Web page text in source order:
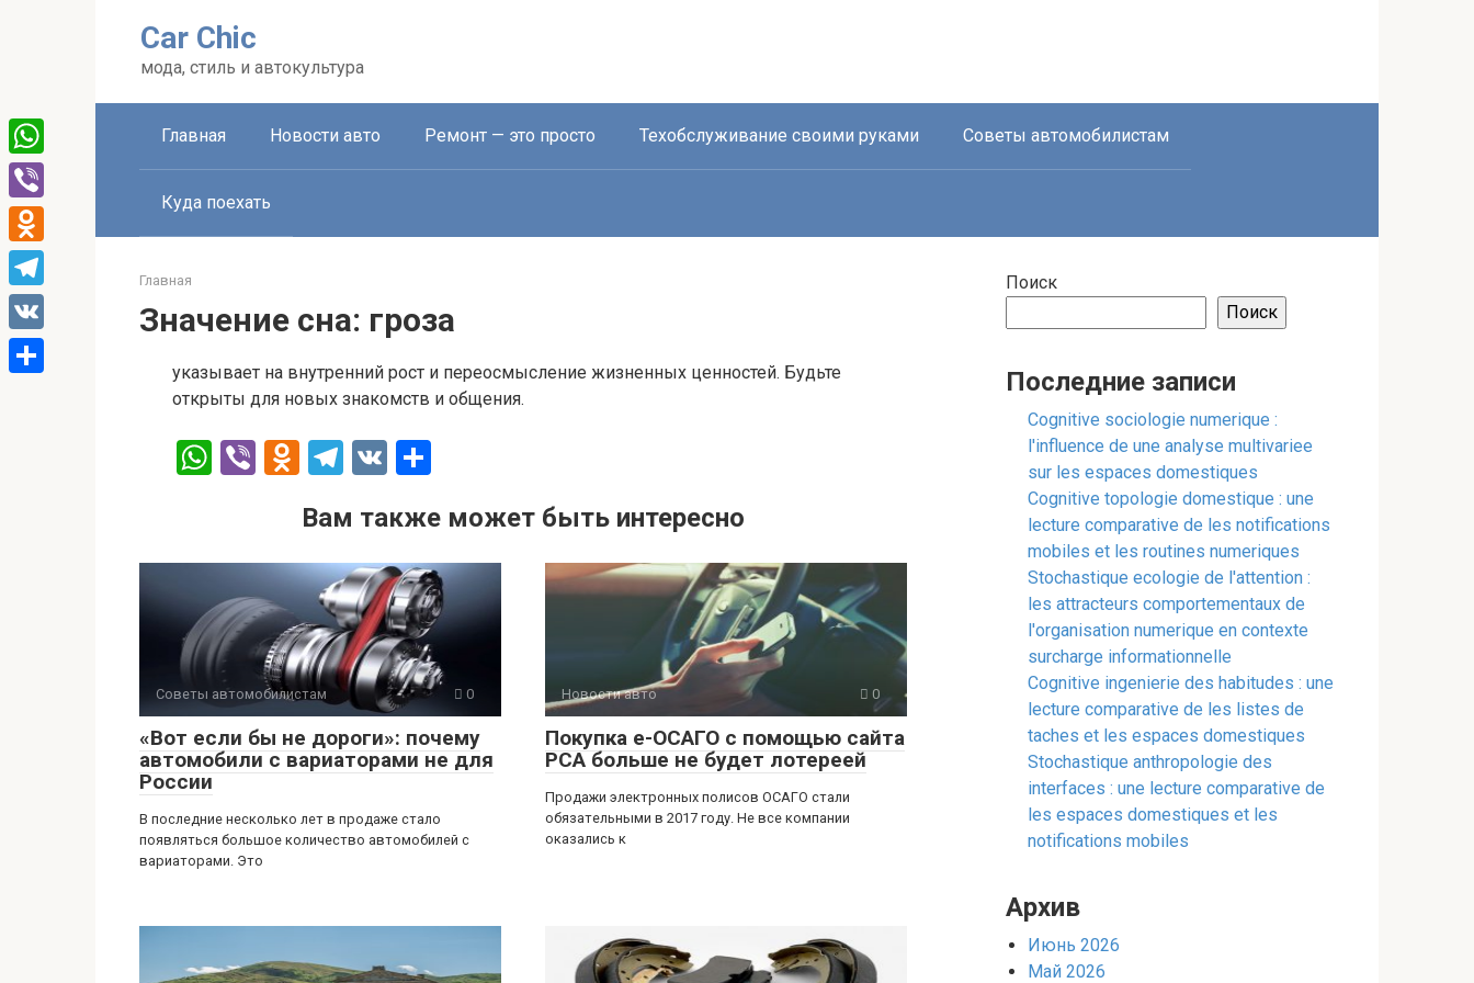
Car Chic
мода, стиль и автокультура
Главная Новости авто Ремонт — это просто Техобслуживание своими руками Советы автомобилистам
Куда поехать
Главная
Значение сна: гроза
указывает на внутренний рост и переосмысление жизненных ценностей. Будьте
открыты для новых знакомств и общения.
W
s
A
p
p
Vi O
n
o
kl
a
ss
ni
ki
T
e
gr
a
m
V
п
р
а
в
и
ть
Вам также может быть интересно
Советы автомобилистам 0
«Вот если бы не дороги»: почему
автомобили с вариаторами не для
России
В последние несколько лет в продаже стало
появляться большое количество автомобилей с
вариаторами. Это
Новости авто 0
Покупка е-ОСАГО с помощью сайта
РСА больше не будет лотереей
Продажи электронных полисов ОСАГО стали
обязательными в 2017 году. Не все компании
оказались к
Поиск
Поиск
Последние записи
Cognitive sociologie numerique :
l'influence de une analyse multivariee
sur les espaces domestiques
Cognitive topologie domestique : une
lecture comparative de les notifications
mobiles et les routines numeriques
Stochastique ecologie de l'attention :
les attracteurs comportementaux de
l'organisation numerique en contexte
surcharge informationnelle
Cognitive ingenierie des habitudes : une
lecture comparative de les listes de
taches et les espaces domestiques
Stochastique anthropologie des
interfaces : une lecture comparative de
les espaces domestiques et les
notifications mobiles
Архив
Июнь 2026
Май 2026
WhatsApp
Viber
Odnoklassniki
Telegram
VK